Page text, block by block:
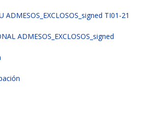
ADMESOS_EXCLOSOS_signed TI01-21
ADMESOS_EXCLOSOS_signed